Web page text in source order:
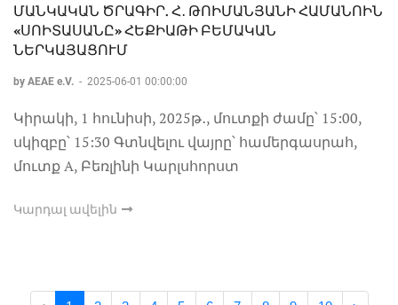
ՄԱՆԿԱԿԱՆ ԾՐԱԳԻՐ. Հ․ ԹՈԻՄԱՆՅԱՆԻ ՀԱՄԱՆՈԻՆ
«ՍՈԻՏԱՍԱՆԸ» ՀԵՔԻԱԹԻ ԲԵՄԱԿԱՆ
ՆԵՐԿԱՅԱՑՈՒՄ
by AEAE e.V. - 2025-06-01 00:00:00
Կիրակի, 1 հունիսի, 2025թ․, մուտքի ժամը՝ 15:00,
սկիզբը՝ 15:30 Գտնվելու վայրը՝ համերգասրահ,
մուտք A, Բեռլինի Կարլսհորստ
Կարդալ ավելին